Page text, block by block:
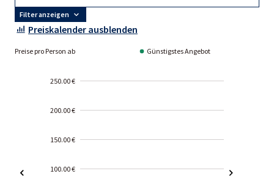
Filter anzeigen
Preiskalender ausblenden
Preise pro Person ab Günstigstes Angebot
250.00 €
200.00 €
150.00 €
100.00 €